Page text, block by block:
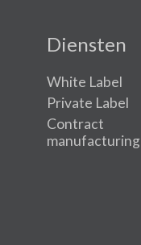
Diensten
White Label
Private Label
Contract
manufacturing